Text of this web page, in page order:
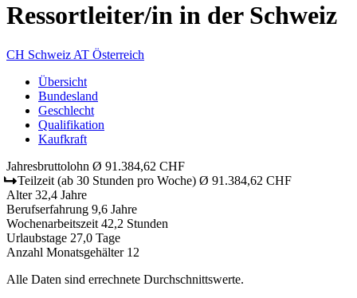
Ressortleiter/in in der Schweiz
CH Schweiz AT Österreich
Übersicht
Bundesland
Geschlecht
Qualifikation
Kaufkraft
Jahresbruttolohn Ø 91.384,62 CHF
Teilzeit (ab 30 Stunden pro Woche) Ø 91.384,62 CHF
Alter 32,4 Jahre
Berufserfahrung 9,6 Jahre
Wochenarbeitszeit 42,2 Stunden
Urlaubstage 27,0 Tage
Anzahl Monatsgehälter 12
Alle Daten sind errechnete Durchschnittswerte.